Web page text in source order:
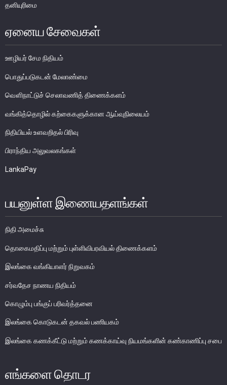
பாதுகாப்பு பண்புகள்
நாணய முகாமைத்துவம்
இலங்கை நாணயத்தின் வரலாறு
பொதுமக்கள் நாணயமாற்றுக் கருமபீடம்
நாணய அருங்காட்சியகம்
சேதமடைந்த நாணயத்தாள்கள் மற்றும்
போலி நாயணத் தாள்கள்
நாணயத்தாள்கள்
சேதமடைந்த நாணயத்தாள்களினை மாற்றுதல்
வங்கி நாணயத்தாள் உருவத்தினை பயன்படுத்தல்
தனியுரிமை
ஏனைய சேவைகள்
ஊழியர் சேம நிதியம்
பொதுப்படுகடன் மேலாண்மை
வௌிநாட்டுச் செலாவணித் திணைக்களம்
வங்கித்தொழில் கற்கைகளுக்கான ஆய்வுநிலையம்
நிதியியல் உளவறிதல் பிரிவு
பிராந்திய அலுவலகங்கள்
LankaPay
பயனுள்ள இணையதளங்கள்
நிதி அமைச்சு
தொகைமதிப்பு மற்றும் புள்ளிவிபரவியல் திணைக்களம்
இலங்கை வங்கியாளர் நிறுவகம்
சர்வதேச நாணய நிதியம்
கொழும்பு பங்குப் பரிவர்த்தனை
இலங்கை கொடுகடன் தகவல் பணியகம்
இலங்கை கணக்கீட்டு மற்றும் கணக்காய்வு நியமங்களின் கண்காணிப்பு சபை
எங்களை தொடர